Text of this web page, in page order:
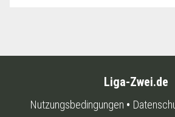
Liga-Zwei.de
Nutzungsbedingungen